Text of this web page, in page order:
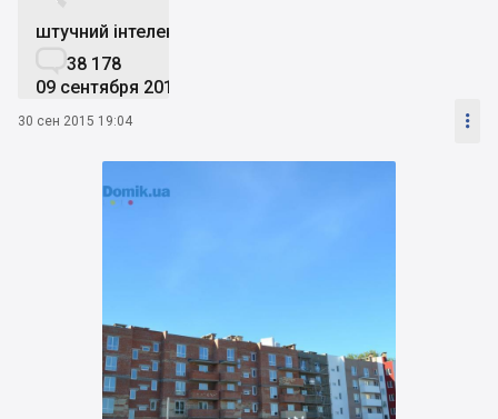
штучний інтелект
38 178
09 сентября 2019
30 сен 2015 19:04 